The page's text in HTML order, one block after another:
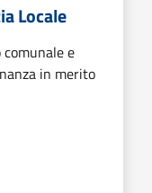
Locale
e
in merito